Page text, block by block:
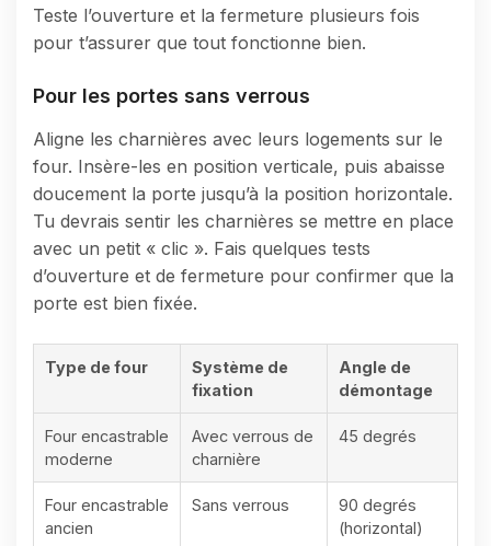
Teste l’ouverture et la fermeture plusieurs fois
pour t’assurer que tout fonctionne bien.
Pour les portes sans verrous
Aligne les charnières avec leurs logements sur le
four. Insère-les en position verticale, puis abaisse
doucement la porte jusqu’à la position horizontale.
Tu devrais sentir les charnières se mettre en place
avec un petit « clic ». Fais quelques tests
d’ouverture et de fermeture pour confirmer que la
porte est bien fixée.
Type de four
Système de
fixation
Angle de
démontage
Four encastrable
moderne
Avec verrous de
charnière
45 degrés
Four encastrable
ancien
Sans verrous
90 degrés
(horizontal)